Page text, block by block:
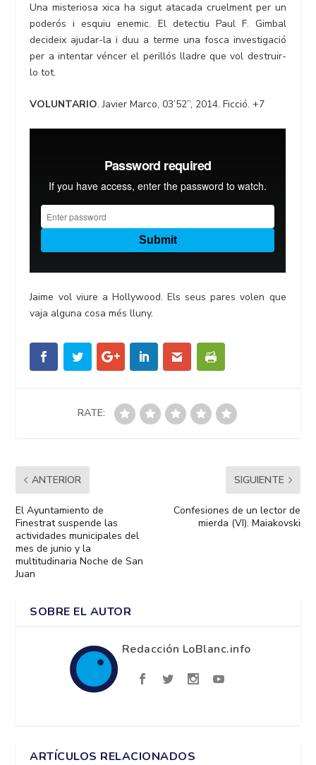
Una misteriosa xica ha sigut atacada cruelment per un
poderós i esquiu enemic. El detectiu Paul F. Gimbal
decideix ajudar-la i duu a terme una fosca investigació
per a intentar véncer el perillós lladre que vol destruir-
lo tot.
VOLUNTARIO. Javier Marco, 03’52’’, 2014. Ficció. +7
Jaime vol viure a Hollywood. Els seus pares volen que
vaja alguna cosa més lluny.
RATE:
ANTERIOR
El Ayuntamiento de
Finestrat suspende las
actividades municipales del
mes de junio y la
multitudinaria Noche de San
Juan
SIGUIENTE
Confesiones de un lector de
mierda (VI). Maiakovski
SOBRE EL AUTOR
Redacción LoBlanc.info
ARTÍCULOS RELACIONADOS